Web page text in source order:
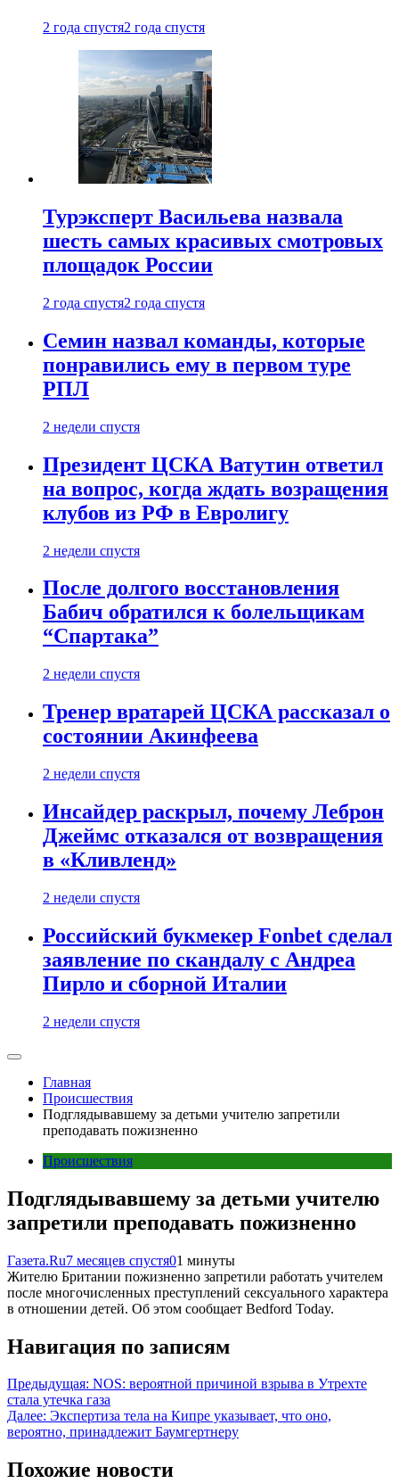
2 года спустя2 года спустя
Турэксперт Васильева назвала
шесть самых красивых смотровых
площадок России
2 года спустя2 года спустя
Семин назвал команды, которые
понравились ему в первом туре
РПЛ
2 недели спустя
Президент ЦСКА Ватутин ответил
на вопрос, когда ждать возращения
клубов из РФ в Евролигу
2 недели спустя
После долгого восстановления
Бабич обратился к болельщикам
“Спартака”
2 недели спустя
Тренер вратарей ЦСКА рассказал о
состоянии Акинфеева
2 недели спустя
Инсайдер раскрыл, почему Леброн
Джеймс отказался от возвращения
в «Кливленд»
2 недели спустя
Российский букмекер Fonbet сделал
заявление по скандалу с Андреа
Пирло и сборной Италии
2 недели спустя
Главная
Происшествия
Подглядывавшему за детьми учителю запретили
преподавать пожизненно
Происшествия
Подглядывавшему за детьми учителю
запретили преподавать пожизненно
Газета.Ru7 месяцев спустя01 минуты
Жителю Британии пожизненно запретили работать учителем
после многочисленных преступлений сексуального характера
в отношении детей. Об этом сообщает Bedford Today.
Навигация по записям
Предыдущая: NOS: вероятной причиной взрыва в Утрехте
стала утечка газа
Далее: Экспертиза тела на Кипре указывает, что оно,
вероятно, принадлежит Баумгертнеру
Похожие новости